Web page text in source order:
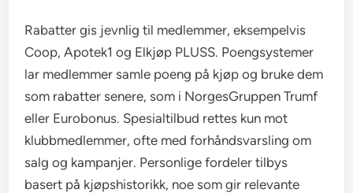
Rabatter gis jevnlig til medlemmer, eksempelvis
Coop, Apotek1 og Elkjøp PLUSS. Poengsystemer
lar medlemmer samle poeng på kjøp og bruke dem
som rabatter senere, som i NorgesGruppen Trumf
eller Eurobonus. Spesialtilbud rettes kun mot
klubbmedlemmer, ofte med forhåndsvarsling om
salg og kampanjer. Personlige fordeler tilbys
basert på kjøpshistorikk, noe som gir relevante